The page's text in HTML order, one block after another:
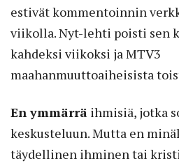
estivät kommentoinnin
viikolla. Nyt-lehti poisti sen
kahdeksi viikoksi ja MTV3
maahanmuuttoaiheisista
En ymmärrä ihmisiä, jotka
keskusteluun. Mutta en
täydellinen ihminen tai